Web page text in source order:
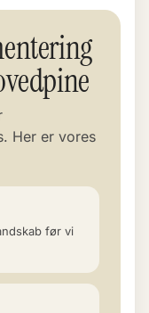
Her er vores
før vi